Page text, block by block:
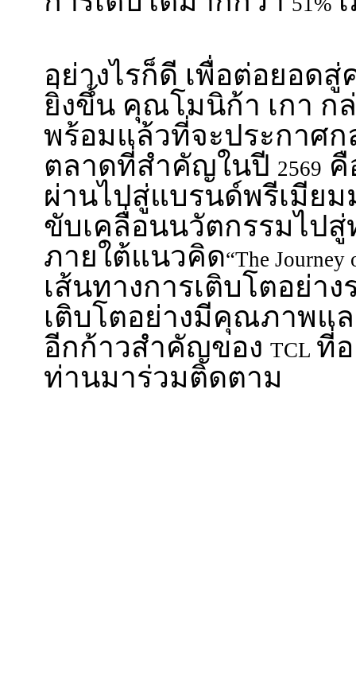
อย่างไรก็ดี เพื่อต่อยอดสู่
ยิ่งขึ้น คุณโมนิก้า เกา ก
พร้อมแล้วที่จะประกาศ
ตลาดที่สำคัญในปี 2569 คื
ผ่านไปสู่แบรนด์พรีเมีย
ขับเคลื่อนนวัตกรรมไป
ภายใต้แนวคิด“The Journey
เส้นทางการเติบโตอย่าง
เติบโตอย่างมีคุณภาพแ
อีกก้าวสำคัญของ TCL ที่
ท่านมาร่วมติดตาม